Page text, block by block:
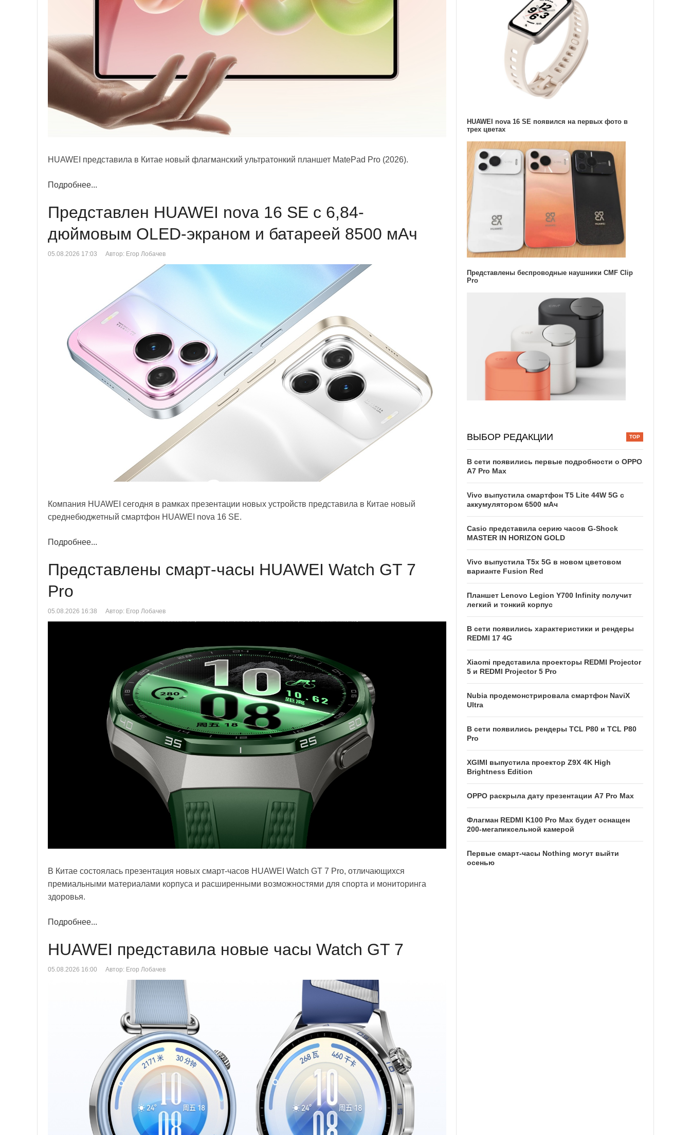
HUAWEI представила в Китае новый флагманский ультратонкий планшет MatePad Pro (2026).
Подробнее...
Представлен HUAWEI nova 16 SE с 6,84-
дюймовым OLED-экраном и батареей 8500 мАч
05.08.2026 17:03 Автор: Егор Лобачев
Компания HUAWEI сегодня в рамках презентации новых устройств представила в Китае новый
среднебюджетный смартфон HUAWEI nova 16 SE.
Подробнее...
Представлены смарт-часы HUAWEI Watch GT 7
Pro
05.08.2026 16:38 Автор: Егор Лобачев
В Китае состоялась презентация новых смарт-часов HUAWEI Watch GT 7 Pro, отличающихся
премиальными материалами корпуса и расширенными возможностями для спорта и мониторинга
здоровья.
Подробнее...
HUAWEI представила новые часы Watch GT 7
05.08.2026 16:00 Автор: Егор Лобачев
HUAWEI nova 16 SE появился на первых фото в
трех цветах
Представлены беспроводные наушники CMF Clip
Pro
ВЫБОР РЕДАКЦИИ
В сети появились первые подробности о OPPO
A7 Pro Max
Vivo выпустила смартфон T5 Lite 44W 5G с
аккумулятором 6500 мАч
Casio представила серию часов G-Shock
MASTER IN HORIZON GOLD
Vivo выпустила T5x 5G в новом цветовом
варианте Fusion Red
Планшет Lenovo Legion Y700 Infinity получит
легкий и тонкий корпус
В сети появились характеристики и рендеры
REDMI 17 4G
Xiaomi представила проекторы REDMI Projector
5 и REDMI Projector 5 Pro
Nubia продемонстрировала смартфон NaviX
Ultra
В сети появились рендеры TCL P80 и TCL P80
Pro
XGIMI выпустила проектор Z9X 4K High
Brightness Edition
OPPO раскрыла дату презентации A7 Pro Max
Флагман REDMI K100 Pro Max будет оснащен
200-мегапиксельной камерой
Первые смарт-часы Nothing могут выйти
осенью